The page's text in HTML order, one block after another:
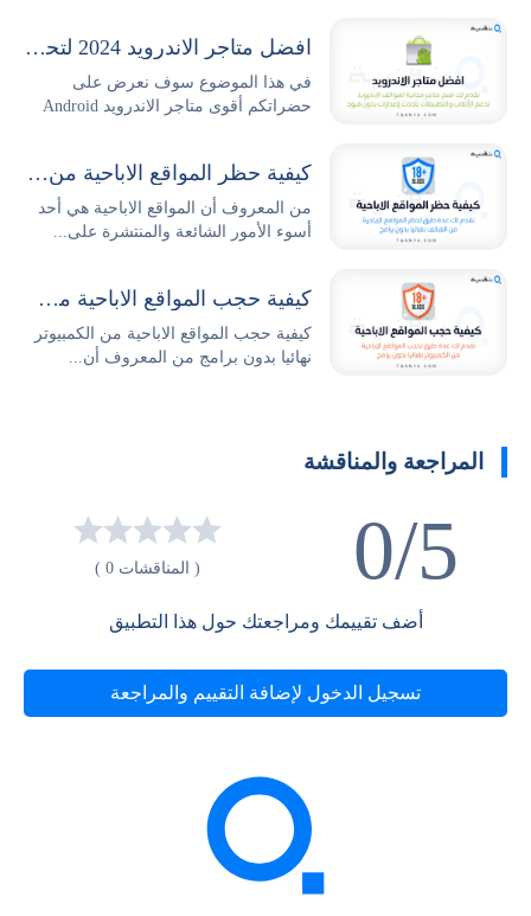
افضل متاجر الاندرويد 2024 لتحميل التطبيقات والالعاب مجانا
في هذا الموضوع سوف نعرض على
حضراتكم أقوى متاجر الاندرويد Android
كيفية حظر المواقع الاباحية من الهاتف نهائيا بدون برامج
من المعروف أن المواقع الاباحية هي أحد
أسوء الأمور الشائعة والمنتشرة على...
كيفية حجب المواقع الاباحية من الكمبيوتر نهائيا بدون برامج
كيفية حجب المواقع الاباحية من الكمبيوتر
نهائيا بدون برامج من المعروف أن...
المراجعة والمناقشة
0/5 ( المناقشات 0 )
أضف تقييمك ومراجعتك حول هذا التطبيق
تسجيل الدخول لإضافة التقييم والمراجعة